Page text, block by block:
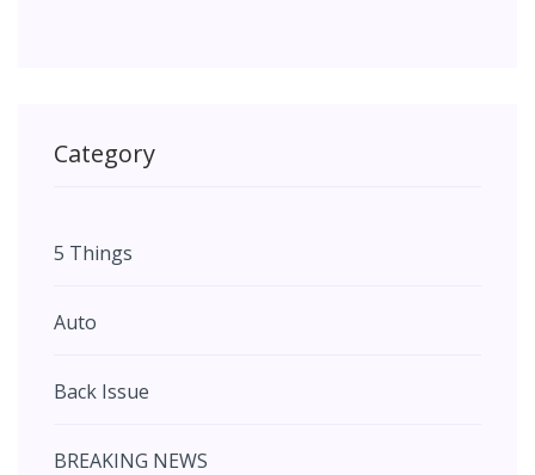
Category
5 Things
Auto
Back Issue
BREAKING NEWS